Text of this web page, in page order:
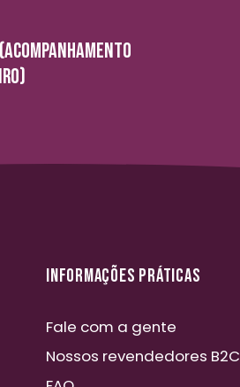
INFORMAÇÕES PRÁTICAS
Fale com a gente
Nossos revendedores B2C